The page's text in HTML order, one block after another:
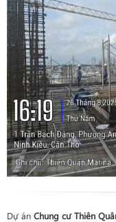
Dự án Chung cư Thiên